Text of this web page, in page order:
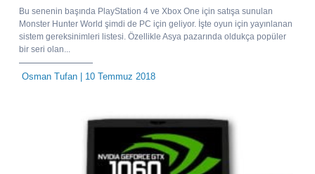
Bu senenin başında PlayStation 4 ve Xbox One için satışa sunulan
Monster Hunter World şimdi de PC için geliyor. İşte oyun için yayınlanan
sistem gereksinimleri listesi. Özellikle Asya pazarında oldukça popüler
bir seri olan...
Osman Tufan | 10 Temmuz 2018